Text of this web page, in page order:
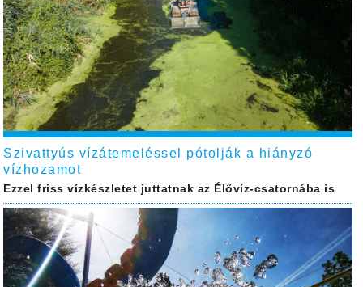
Szivattyús vízátemeléssel pótolják a hiányzó
vízhozamot
Ezzel friss vízkészletet juttatnak az Élővíz-csatornába is